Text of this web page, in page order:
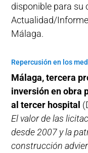
disponible para su
Actualidad/
Málaga.
Repercusión en los
Málaga, tercera
inversión en obra
al tercer hospital
El valor de las
desde 2007 y la
construcción